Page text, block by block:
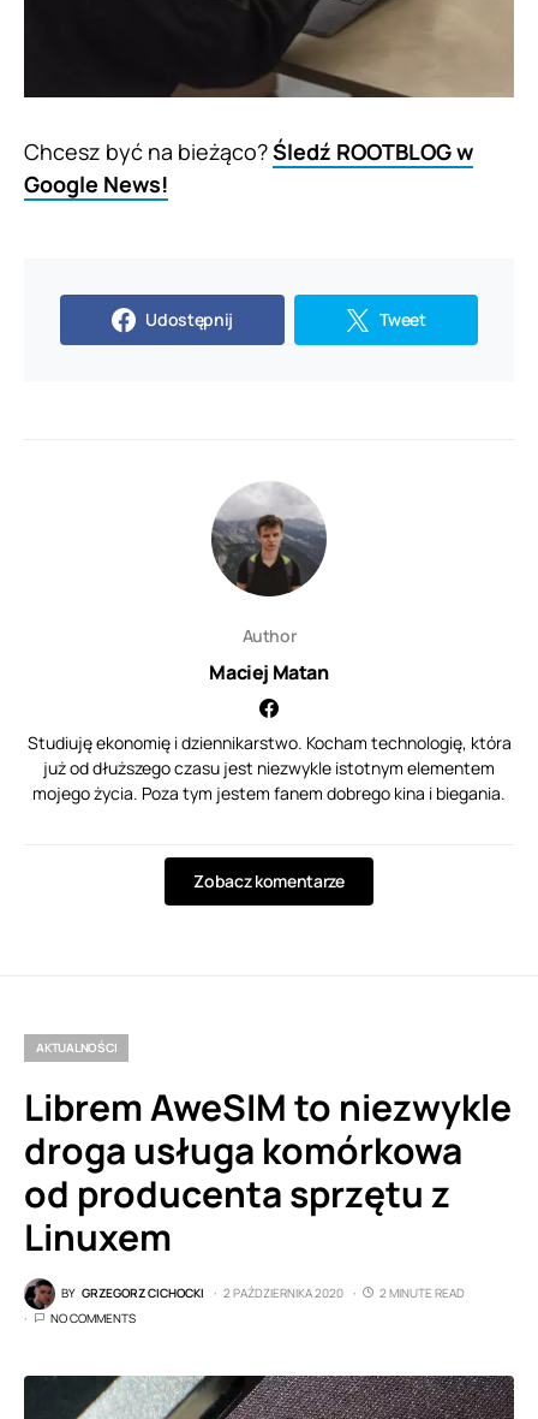
Chcesz być na bieżąco?Śledź ROOTBLOG w
Google News!
Udostępnij Tweet
Author
Maciej Matan
Studiuję ekonomię i dziennikarstwo. Kocham technologię, która
już od dłuższego czasu jest niezwykle istotnym elementem
mojego życia. Poza tym jestem fanem dobrego kina i biegania.
Zobacz komentarze
AKTUALNOŚCI
Librem AweSIM to niezwykle
droga usługa komórkowa
od producenta sprzętu z
Linuxem
BY GRZEGORZ CICHOCKI 2 PAŹDZIERNIKA 2020
2 MINUTE READ
NO COMMENTS